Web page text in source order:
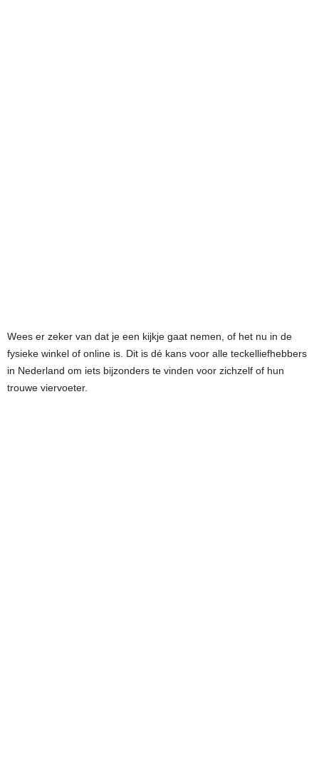
Wees er zeker van dat je een kijkje gaat nemen, of het nu in de
fysieke winkel of online is. Dit is dé kans voor alle teckelliefhebbers
in Nederland om iets bijzonders te vinden voor zichzelf of hun
trouwe viervoeter.